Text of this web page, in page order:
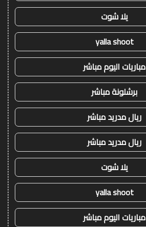
يلا شوت
yalla shoot
مباريات اليوم مباشر
برشلونة مباشر
ريال مدريد مباشر
ريال مدريد مباشر
يلا شوت
yalla shoot
مباريات اليوم مباشر